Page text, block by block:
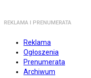
REKLAMA I PRENUMERATA
Reklama
Ogłoszenia
Prenumerata
Archiwum